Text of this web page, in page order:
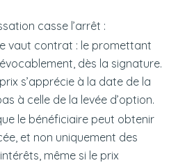
casse l’arrêt :
vaut contrat : le promettant
dès la signature.
s’apprécie à la date de la
à celle de la levée d’option.
le bénéficiaire peut obtenir
et non uniquement des
même si le prix